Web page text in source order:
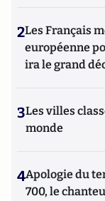
2Les Français
européenne
ira le grand
3Les villes
monde
4Apologie du
700, le